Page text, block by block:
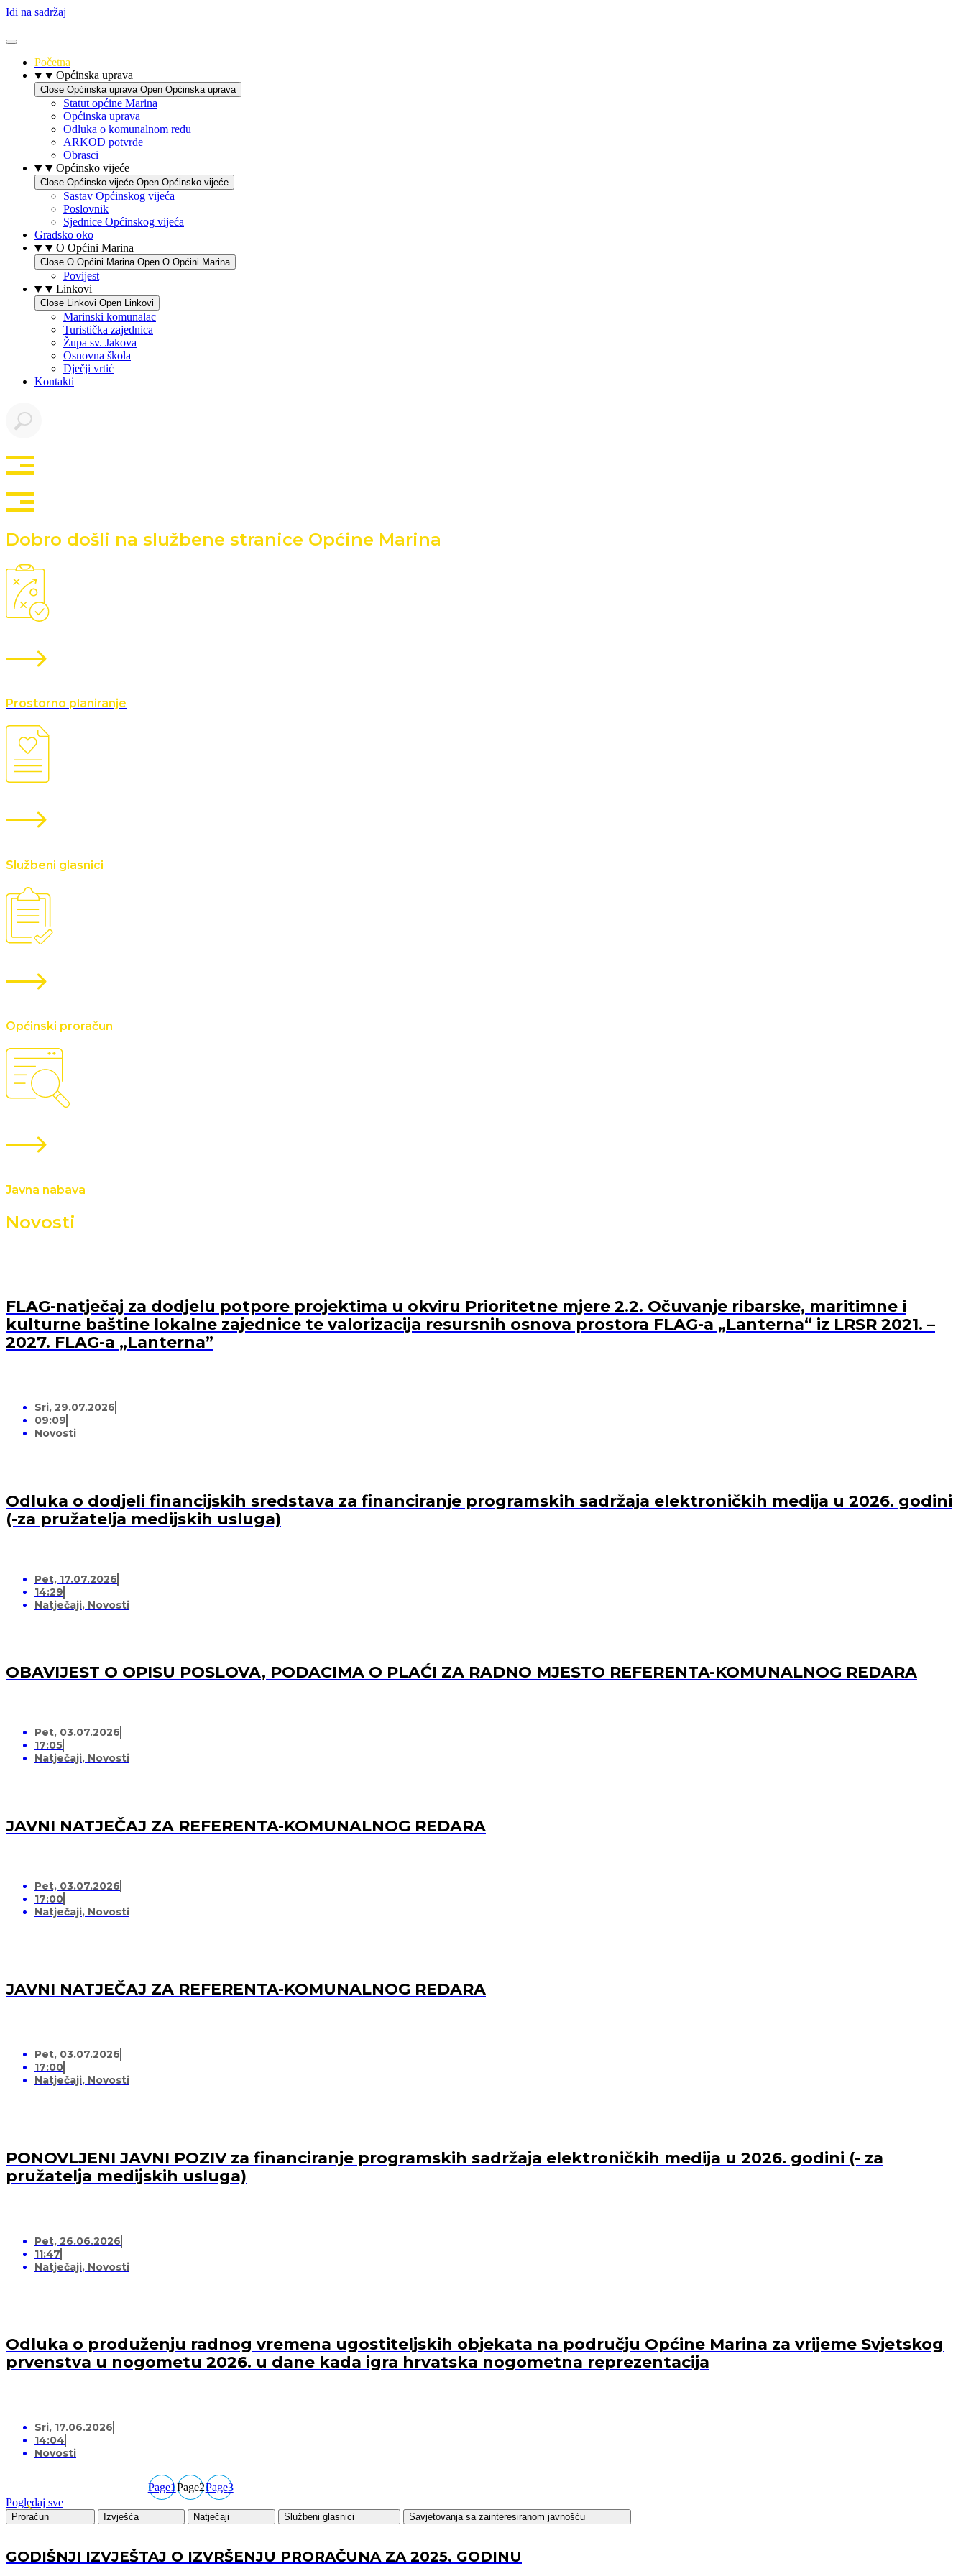
Idi na sadržaj
Početna
Općinska uprava
Close Općinska uprava Open Općinska uprava
Statut općine Marina
Općinska uprava
Odluka o komunalnom redu
ARKOD potvrde
Obrasci
Općinsko vijeće
Close Općinsko vijeće Open Općinsko vijeće
Sastav Općinskog vijeća
Poslovnik
Sjednice Općinskog vijeća
Gradsko oko
O Općini Marina
Close O Općini Marina Open O Općini Marina
Povijest
Linkovi
Close Linkovi Open Linkovi
Marinski komunalac
Turistička zajednica
Župa sv. Jakova
Osnovna škola
Dječji vrtić
Kontakti
Dobro došli na službene stranice Općine Marina
Prostorno planiranje
Službeni glasnici
Općinski proračun
Javna nabava
Novosti
FLAG-natječaj za dodjelu potpore projektima u okviru Prioritetne mjere 2.2. Očuvanje ribarske, maritimne i
kulturne baštine lokalne zajednice te valorizacija resursnih osnova prostora FLAG-a „Lanterna“ iz LRSR 2021. –
2027. FLAG-a „Lanterna”
Sri, 29.07.2026
09:09
Novosti
Odluka o dodjeli financijskih sredstava za financiranje programskih sadržaja elektroničkih medija u 2026. godini
(-za pružatelja medijskih usluga)
Pet, 17.07.2026
14:29
Natječaji, Novosti
OBAVIJEST O OPISU POSLOVA, PODACIMA O PLAĆI ZA RADNO MJESTO REFERENTA-KOMUNALNOG REDARA
Pet, 03.07.2026
17:05
Natječaji, Novosti
JAVNI NATJEČAJ ZA REFERENTA-KOMUNALNOG REDARA
Pet, 03.07.2026
17:00
Natječaji, Novosti
JAVNI NATJEČAJ ZA REFERENTA-KOMUNALNOG REDARA
Pet, 03.07.2026
17:00
Natječaji, Novosti
PONOVLJENI JAVNI POZIV za financiranje programskih sadržaja elektroničkih medija u 2026. godini (- za
pružatelja medijskih usluga)
Pet, 26.06.2026
11:47
Natječaji, Novosti
Odluka o produženju radnog vremena ugostiteljskih objekata na području Općine Marina za vrijeme Svjetskog
prvenstva u nogometu 2026. u dane kada igra hrvatska nogometna reprezentacija
Sri, 17.06.2026
14:04
Novosti
Page1Page2Page3
Pogledaj sve
Proračun Izvješća Natječaji Službeni glasnici Savjetovanja sa zainteresiranom javnošću
GODIŠNJI IZVJEŠTAJ O IZVRŠENJU PRORAČUNA ZA 2025. GODINU